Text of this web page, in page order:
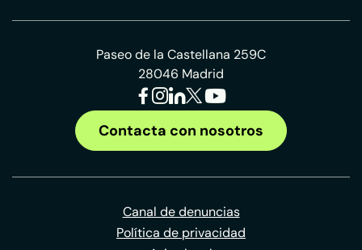
Paseo de la Castellana 259C
28046 Madrid
Contacta con nosotros
Canal de denuncias
Política de privacidad